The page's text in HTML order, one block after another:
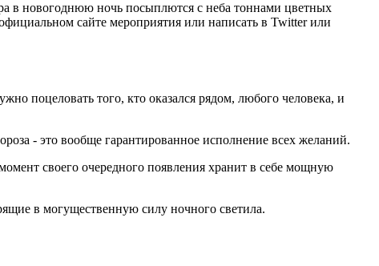
в новогоднюю ночь посыплются с неба тоннами цветных
сайте мероприятия или написать в Twitter или
поцеловать того, кто оказался рядом, любого человека, и
- это вообще гарантированное исполнение всех желаний.
своего очередного появления хранит в себе мощную
в могущественную силу ночного светила.